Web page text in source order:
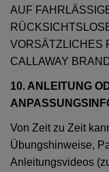
AUF
VORSÄTZLICHES
CALLAWAY
10. ANLEITUNG
Von Zeit zu Zeit
Übungshinweise,
Anleitungsvideos